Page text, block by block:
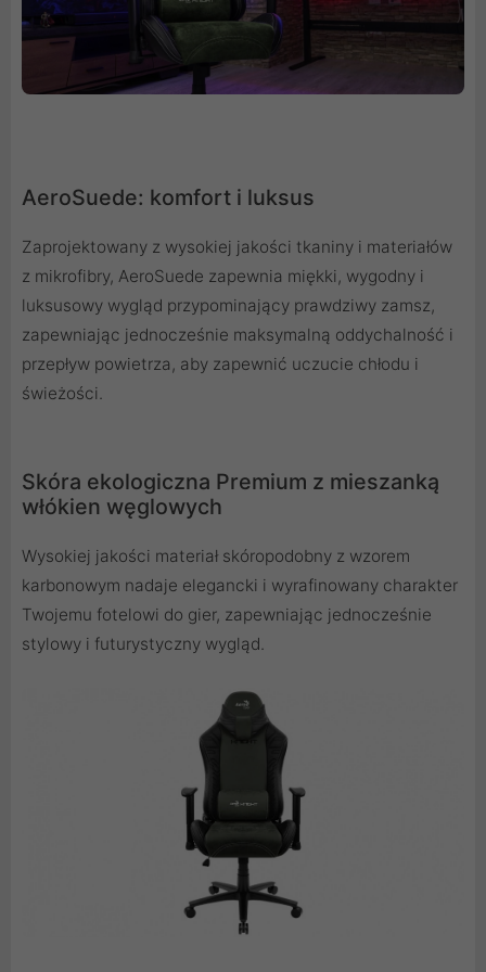
AeroSuede: komfort i luksus
Zaprojektowany z wysokiej jakości tkaniny i materiałów
z mikrofibry, AeroSuede zapewnia miękki, wygodny i
luksusowy wygląd przypominający prawdziwy zamsz,
zapewniając jednocześnie maksymalną oddychalność i
przepływ powietrza, aby zapewnić uczucie chłodu i
świeżości.
Skóra ekologiczna Premium z mieszanką
włókien węglowych
Wysokiej jakości materiał skóropodobny z wzorem
karbonowym nadaje elegancki i wyrafinowany charakter
Twojemu fotelowi do gier, zapewniając jednocześnie
stylowy i futurystyczny wygląd.